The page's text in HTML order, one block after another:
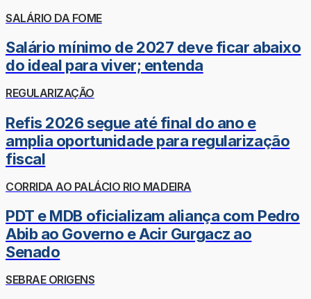
SALÁRIO DA FOME
Salário mínimo de 2027 deve ficar abaixo
do ideal para viver; entenda
REGULARIZAÇÃO
Refis 2026 segue até final do ano e
amplia oportunidade para regularização
fiscal
CORRIDA AO PALÁCIO RIO MADEIRA
PDT e MDB oficializam aliança com Pedro
Abib ao Governo e Acir Gurgacz ao
Senado
SEBRAE ORIGENS